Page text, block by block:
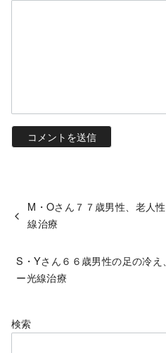
M・Oさん７７歳男性、老人
線治療
S・Yさん６６歳男性の足の冷
ー光線治療
検索